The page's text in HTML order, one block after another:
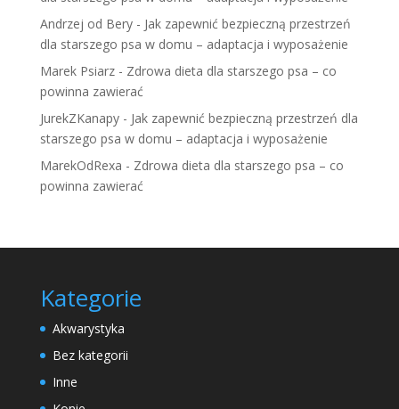
Andrzej od Bery- Jak zapewnić bezpieczną przestrzeń
dla starszego psa w domu – adaptacja i wyposażenie
Marek Psiarz- Zdrowa dieta dla starszego psa – co
powinna zawierać
JurekZKanapy- Jak zapewnić bezpieczną przestrzeń dla
starszego psa w domu – adaptacja i wyposażenie
MarekOdRexa - Zdrowa dieta dla starszego psa – co
powinna zawierać
Kategorie
Akwarystyka
Bez kategorii
Inne